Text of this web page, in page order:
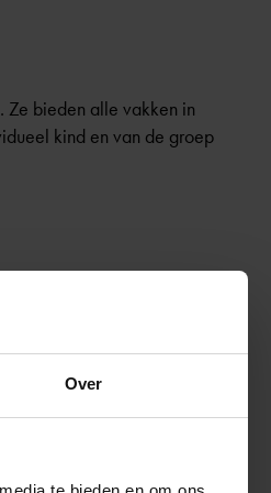
Over
Ze bieden alle vakken in
kind en van de groep
onderdeel van